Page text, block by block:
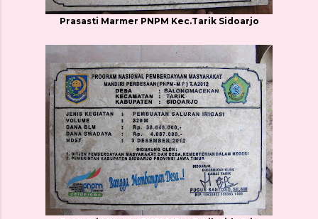
Prasasti Marmer PNPM Kec.Tarik Sidoarjo